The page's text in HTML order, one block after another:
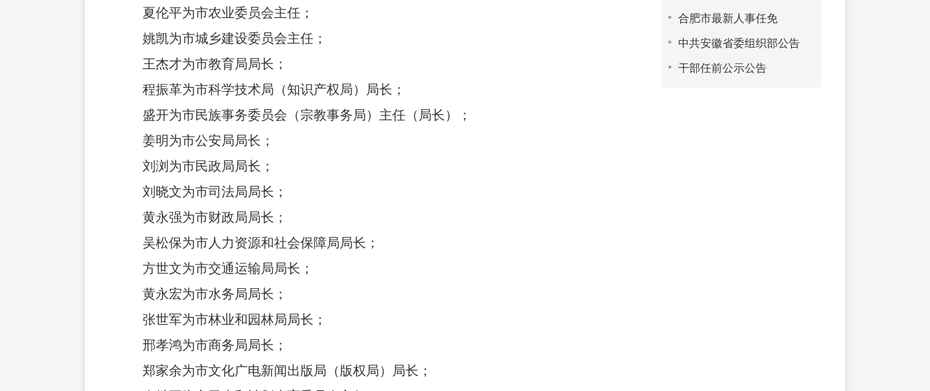
夏伦平为市农业委员会主任；
姚凯为市城乡建设委员会主任；
王杰才为市教育局局长；
程振革为市科学技术局（知识产权局）局长；
盛开为市民族事务委员会（宗教事务局）主任（局长）；
姜明为市公安局局长；
刘浏为市民政局局长；
刘晓文为市司法局局长；
黄永强为市财政局局长；
吴松保为市人力资源和社会保障局局长；
方世文为市交通运输局局长；
黄永宏为市水务局局长；
张世军为市林业和园林局局长；
邢孝鸿为市商务局局长；
郑家余为市文化广电新闻出版局（版权局）局长；
合肥市最新人事任免
中共安徽省委组织部公告
干部任前公示公告